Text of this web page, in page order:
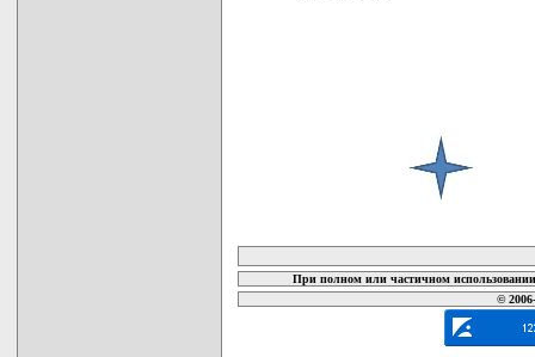
При полном или частичном
©